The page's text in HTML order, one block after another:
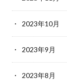
2023年10月
2023年9月
2023年8月